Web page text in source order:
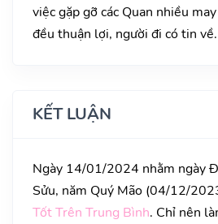
việc gặp gỡ các Quan nhiều
đều thuận lợi, người đi có tin về.
KẾT LUẬN
Ngày 14/01/2024 nhằm ngày
Sửu, năm Quý Mão (04/12/
Tốt Trên Trung Bình. Chỉ nên